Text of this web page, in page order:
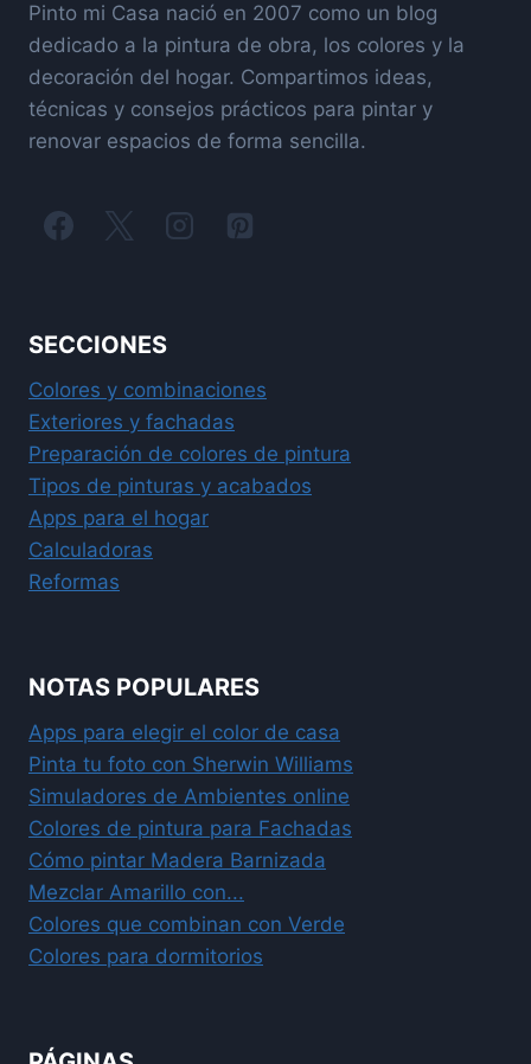
Pinto mi Casa nació en 2007 como un blog
dedicado a la pintura de obra, los colores y la
decoración del hogar. Compartimos ideas,
técnicas y consejos prácticos para pintar y
renovar espacios de forma sencilla.
SECCIONES
Colores y combinaciones
Exteriores y fachadas
Preparación de colores de pintura
Tipos de pinturas y acabados
Apps para el hogar
Calculadoras
Reformas
NOTAS POPULARES
Apps para elegir el color de casa
Pinta tu foto con Sherwin Williams
Simuladores de Ambientes online
Colores de pintura para Fachadas
Cómo pintar Madera Barnizada
Mezclar Amarillo con...
Colores que combinan con Verde
Colores para dormitorios